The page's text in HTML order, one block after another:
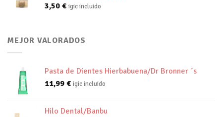
3,50 € igic incluido
MEJOR VALORADOS
Pasta de Dientes Hierbabuena/Dr Bronner ´s
11,99 € igic incluido
Hilo Dental/Banbu